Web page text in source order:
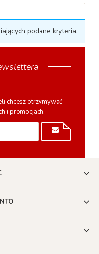
podane kryteria.
chcesz otrzymywać
i promocjach.